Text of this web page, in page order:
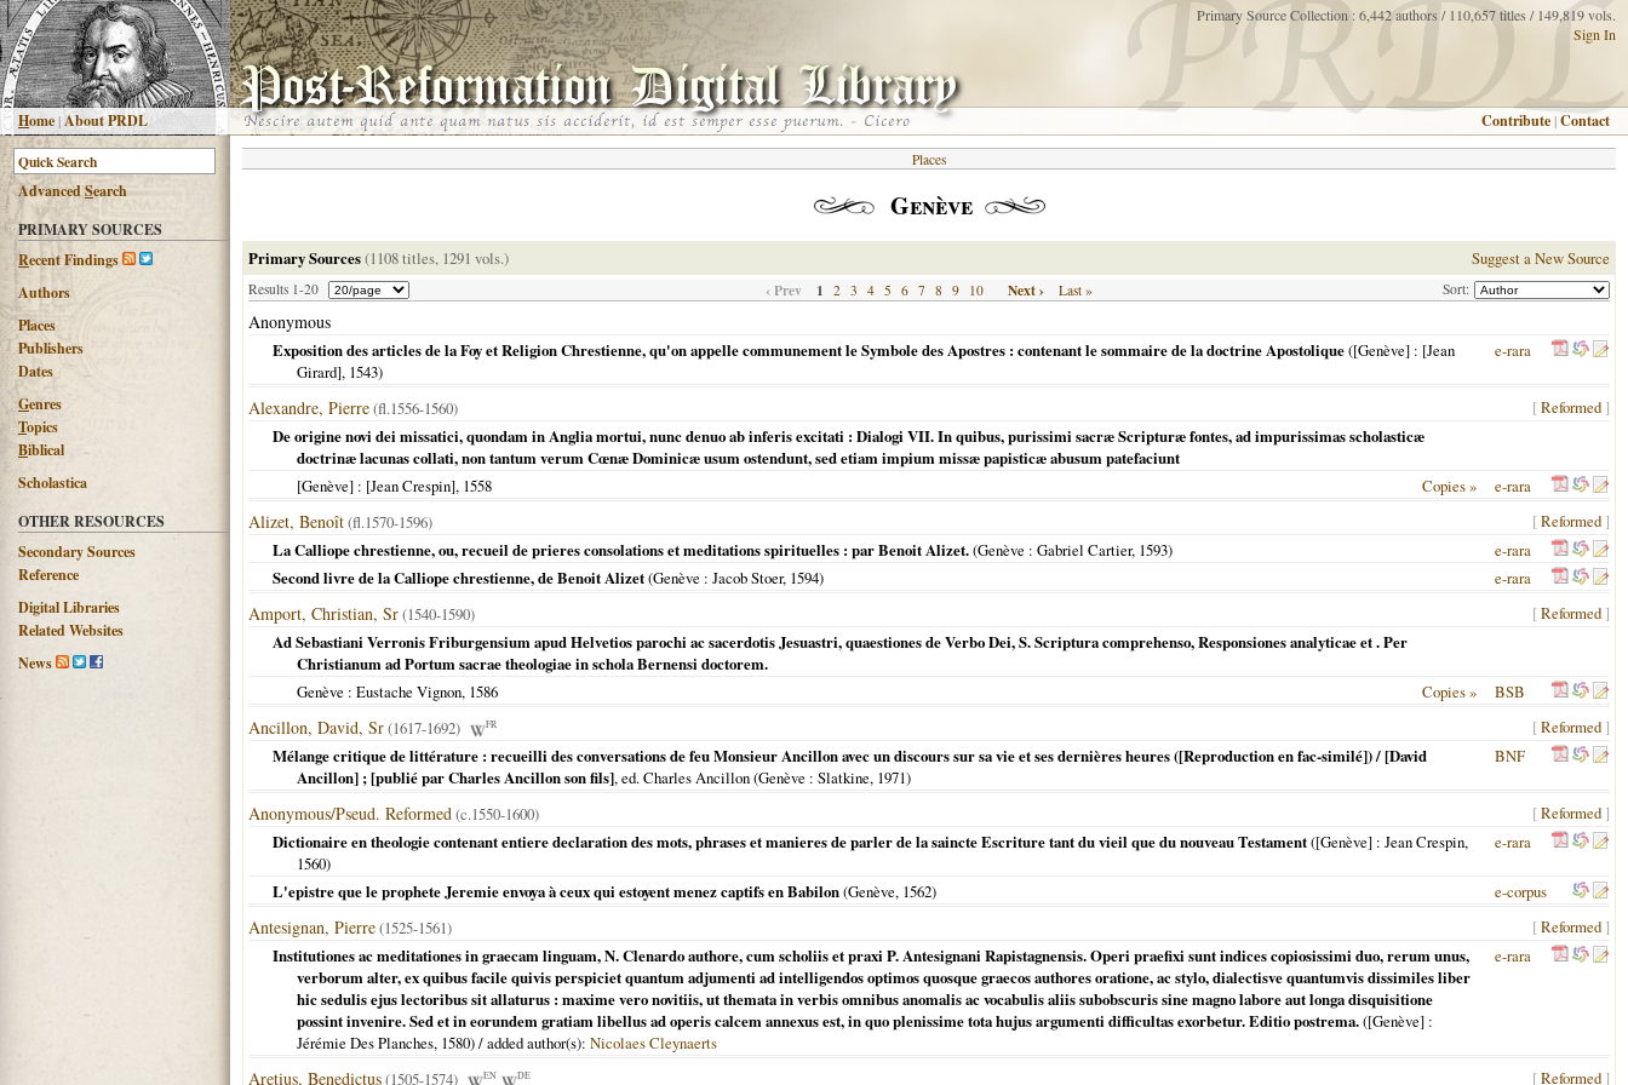
Home|About PRDL
Primary Source Collection : 6,442 authors / 110,657 titles / 149,819 vols.
Sign In
Contribute |Contact
AdvancedSearch
PRIMARY SOURCES
Recent Findings
Authors
Places
Publishers
Dates
Genres
Topics
Biblical
Scholastica
OTHER RESOURCES
Secondary Sources
Reference
Digital Libraries
Related Websites
News
Places
Genève
Primary Sources(1108 titles, 1291 vols.) Suggest a New Source
Results 1-20 Sort:
‹ Prev 1 2 3 4 5 6 7 8 9 10 Next › Last »
Anonymous
Exposition des articles de la Foy et Religion Chrestienne, qu'on appelle communement le Symbole des Apostres : contenant le sommaire de la doctrine Apostolique([Genève] : [Jean
Girard], 1543)
e-rara
Alexandre, Pierre(fl.1556-1560) [Reformed ]
De origine novi dei missatici, quondam in Anglia mortui, nunc denuo ab inferis excitati : Dialogi VII. In quibus, purissimi sacræ Scripturæ fontes, ad impurissimas scholasticæ
doctrinæ lacunas collati, non tantum verum Cœnæ Dominicæ usum ostendunt, sed etiam impium missæ papisticæ abusum patefaciunt
[Genève] : [Jean Crespin], 1558 Copies » e-rara
Alizet, Benoît(fl.1570-1596) [Reformed ]
La Calliope chrestienne, ou, recueil de prieres consolations et meditations spirituelles : par Benoit Alizet.(Genève : Gabriel Cartier, 1593)
e-rara
Second livre de la Calliope chrestienne, de Benoit Alizet(Genève : Jacob Stoer, 1594) e-rara
Amport, Christian, Sr(1540-1590) [Reformed ]
Ad Sebastiani Verronis Friburgensium apud Helvetios parochi ac sacerdotis Jesuastri, quaestiones de Verbo Dei, S. Scriptura comprehenso, Responsiones analyticae et. Per
Christianum ad Portum sacrae theologiae in schola Bernensi doctorem.
Genève : Eustache Vignon, 1586 Copies » BSB
Ancillon, David, Sr(1617-1692) FR [Reformed ]
Mélange critique de littérature : recueilli des conversations de feu Monsieur Ancillon avec un discours sur sa vie et ses dernières heures ([Reproduction en fac-similé]) / [David
Ancillon] ; [publié par Charles Ancillon son fils], ed. Charles Ancillon (Genève : Slatkine, 1971)
BNF
Anonymous/Pseud. Reformed(c.1550-1600) [Reformed ]
Dictionaire en theologie contenant entiere declaration des mots, phrases et manieres de parler de la saincte Escriture tant du vieil que du nouveau Testament([Genève] : Jean Crespin,
1560)
e-rara
L'epistre que le prophete Jeremie envoya à ceux qui estoyent menez captifs en Babilon(Genève, 1562) e-corpus
Antesignan, Pierre(1525-1561) [Reformed ]
Institutiones ac meditationes in graecam linguam, N. Clenardo authore, cum scholiis et praxi P. Antesignani Rapistagnensis. Operi praefixi sunt indices copiosissimi duo, rerum unus,
verborum alter, ex quibus facile quivis perspiciet quantum adjumenti ad intelligendos optimos quosque graecos authores oratione, ac stylo, dialectisve quantumvis dissimiles liber
hic sedulis ejus lectoribus sit allaturus : maxime vero novitiis, ut themata in verbis omnibus anomalis ac vocabulis aliis subobscuris sine magno labore aut longa disquisitione
possint invenire. Sed et in eorundem gratiam libellus ad operis calcem annexus est, in quo plenissime tota hujus argumenti difficultas exorbetur. Editio postrema.([Genève] :
Jérémie Des Planches, 1580) / added author(s): Nicolaes Cleynaerts
e-rara
Aretius, Benedictus(1505-1574) EN DE [Reformed ]